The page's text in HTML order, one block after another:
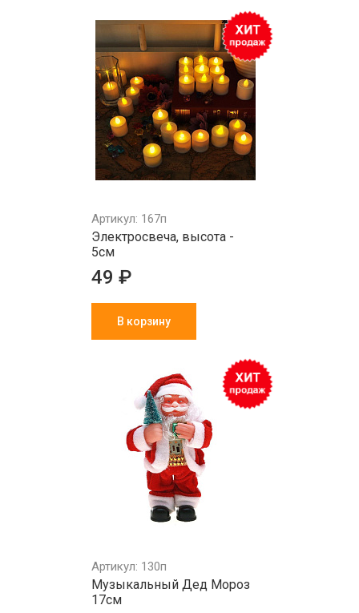
Артикул: 167п
Электросвеча, высота -
5см
49 ₽
В корзину
Артикул: 130п
Музыкальный Дед Мороз
17см